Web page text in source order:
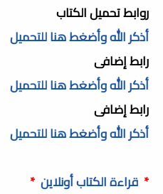
روابط تحميل الكتاب
أذكر الله وأضغط هنا للتحميل
رابط إضافى
أذكر الله وأضغط هنا للتحميل
رابط إضافى
أذكر الله وأضغط هنا للتحميل
* قراءة الكتاب أونلاين *